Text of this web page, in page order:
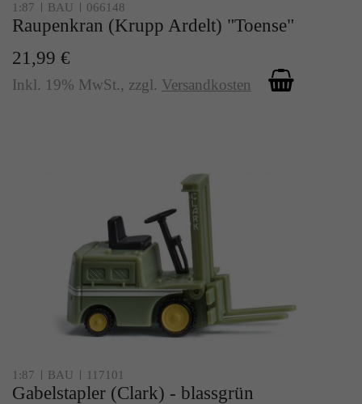
1:87 BAU 066148
Raupenkran (Krupp Ardelt) "Toense"
21,99 €
Inkl. 19% MwSt., zzgl. Versandkosten
1:87 BAU 117101
Gabelstapler (Clark) - blassgrün